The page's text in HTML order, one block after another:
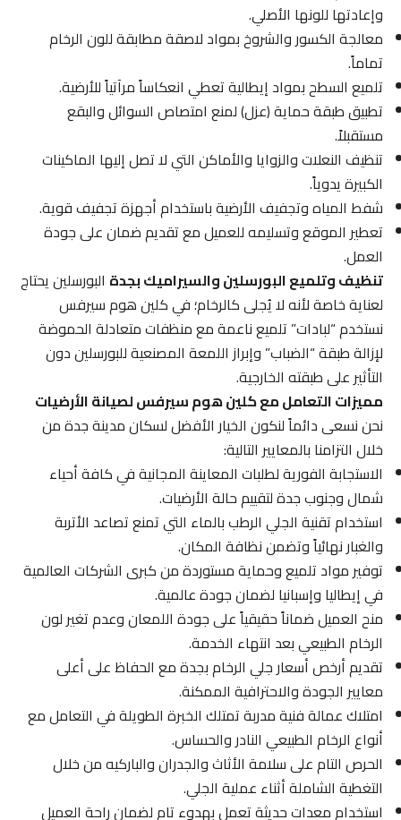
وإعادتها للونها الأصلي.
معالجة الكسور والشروخ بمواد لاصقة مطابقة للون الرخام
تماماً.
تلميع السطح بمواد إيطالية تعطي انعكاساً مرآتياً للأرضية.
تطبيق طبقة حماية (عزل) لمنع امتصاص السوائل والبقع
مستقبلاً.
تنظيف النعلات والزوايا والأماكن التي لا تصل إليها الماكينات
الكبيرة يدوياً.
شفط المياه وتجفيف الأرضية باستخدام أجهزة تجفيف قوية.
تعطير الموقع وتسليمه للعميل مع تقديم ضمان على جودة
العمل.
تنظيف وتلميع البورسلين والسيراميك بجدةالبورسلين يحتاج
لعناية خاصة لأنه لا يُجلى كالرخام؛ في كلين هوم سيرفس
نستخدم “لبادات” تلميع ناعمة مع منظفات متعادلة الحموضة
لإزالة طبقة “الضباب” وإبراز اللمعة المصنعية للبورسلين دون
التأثير على طبقته الخارجية.
مميزات التعامل مع كلين هوم سيرفس لصيانة الأرضيات
نحن نسعى دائماً لنكون الخيار الأفضل لسكان مدينة جدة من
خلال التزامنا بالمعايير التالية:
الاستجابة الفورية لطلبات المعاينة المجانية في كافة أحياء
شمال وجنوب جدة لتقييم حالة الأرضيات.
استخدام تقنية الجلي الرطب بالماء التي تمنع تصاعد الأتربة
والغبار نهائياً وتضمن نظافة المكان.
توفير مواد تلميع وحماية مستوردة من كبرى الشركات العالمية
في إيطاليا وإسبانيا لضمان جودة عالمية.
منح العميل ضماناً حقيقياً على جودة اللمعان وعدم تغير لون
الرخام الطبيعي بعد انتهاء الخدمة.
تقديم أرخص أسعار جلي الرخام بجدة مع الحفاظ على أعلى
معايير الجودة والاحترافية الممكنة.
امتلاك عمالة فنية مدربة تمتلك الخبرة الطويلة في التعامل مع
أنواع الرخام الطبيعي النادر والحساس.
الحرص التام على سلامة الأثاث والجدران والباركيه من خلال
التغطية الشاملة أثناء عملية الجلي.
استخدام معدات حديثة تعمل بهدوء تام لضمان راحة العميل